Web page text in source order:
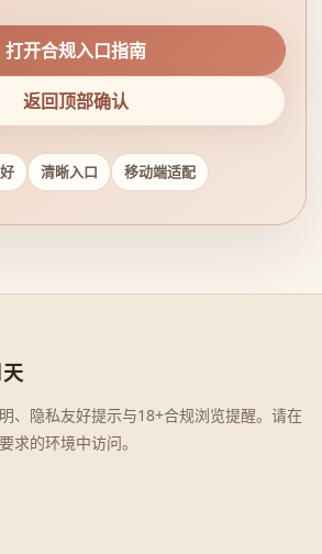
打开合规入口指南
返回顶部确认
清晰入口 移动端适配
、隐私友好提示与18+合规浏览提醒。请在
求的环境中访问。